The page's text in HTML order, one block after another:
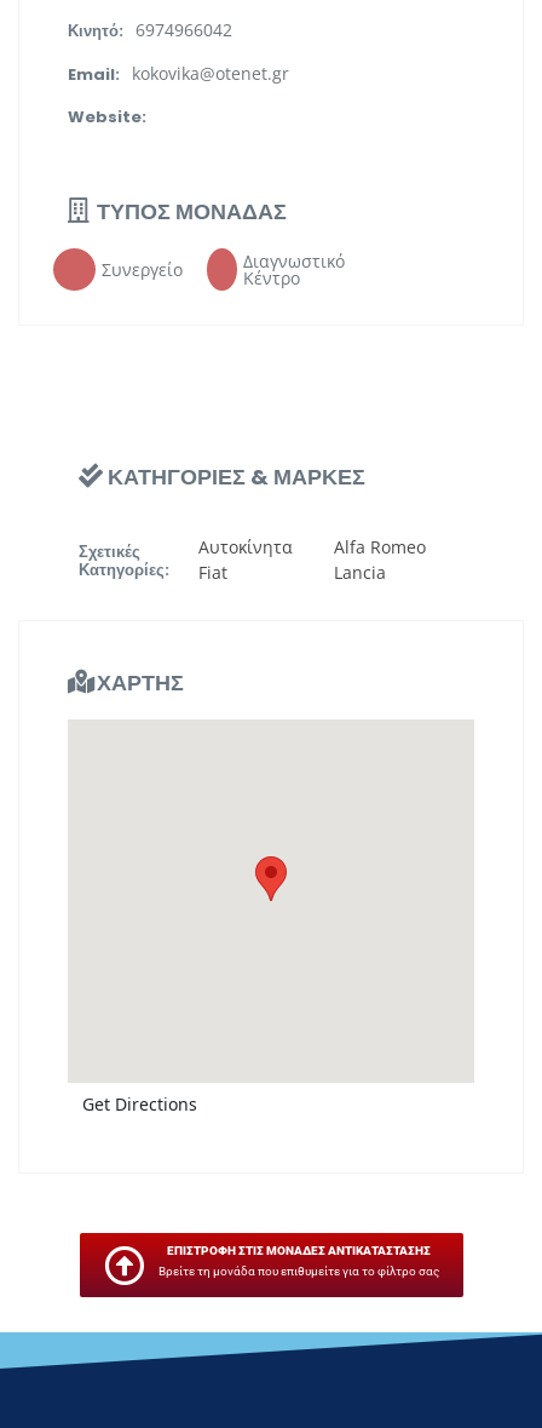
Κινητό: 6974966042
Email:
kokovika@otenet.gr
Website:
ΤΥΠΟΣ ΜΟΝΑΔΑΣ
Συνεργείο Διαγνωστικό
Κέντρο
ΚΑΤΗΓΟΡΙΕΣ & ΜΑΡΚΕΣ
Σχετικές
Κατηγορίες:
Αυτοκίνητα
Alfa Romeo
Fiat
Lancia
ΧΑΡΤΗΣ
Get Directions
ΕΠΙΣΤΡΟΦΗ ΣΤΙΣ ΜΟΝΑΔΕΣ ΑΝΤΙΚΑΤΑΣΤΑΣΗΣ
Βρείτε τη μονάδα που επιθυμείτε για το φίλτρο σας